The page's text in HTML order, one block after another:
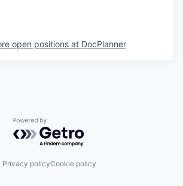
open positions at DocPlanner
Powered by Getro.com
Privacy policyCookie policy